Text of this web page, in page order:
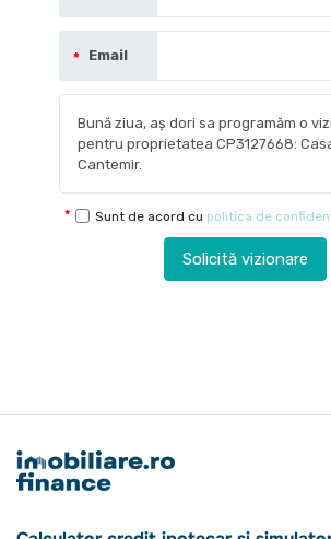
Email
Sunt de acord cu politica de
Solicită vizionare